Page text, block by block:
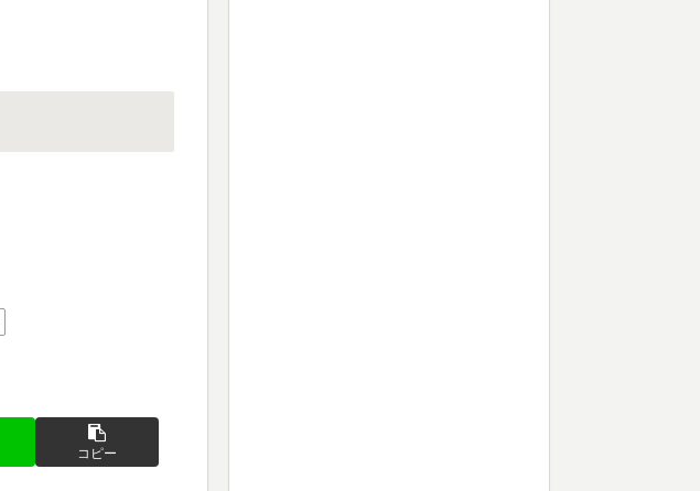
コピー